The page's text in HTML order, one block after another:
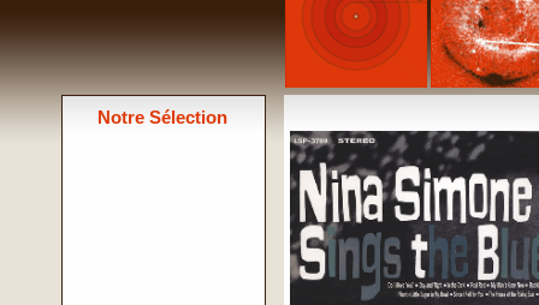
Notre Sélection